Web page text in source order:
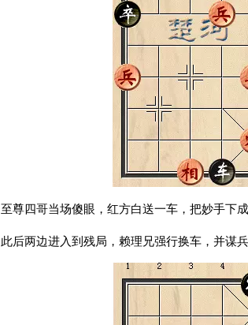
至尊四哥当场傻眼，红方白送一车，把妙手下
此后两边进入到残局，赖理兄强行换车，并谋兵